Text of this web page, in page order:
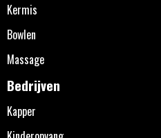
Kermis
Bowlen
Massage
Bedrijven
Kapper